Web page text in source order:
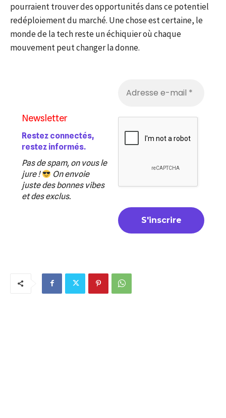
pourraient trouver des opportunités dans ce potentiel
redéploiement du marché. Une chose est certaine, le
monde de la tech reste un échiquier où chaque
mouvement peut changer la donne.
Newsletter
Restez connectés,
restez informés.
Pas de spam, on vous le
jure !
On envoie
juste des bonnes vibes
et des exclus.